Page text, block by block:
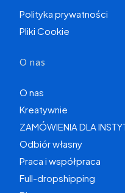
Polityka prywatności
Pliki Cookie
O nas
O nas
Kreatywnie
ZAMÓWIENIA DLA
Odbiór własny
Praca i współpraca
Full-dropshipping